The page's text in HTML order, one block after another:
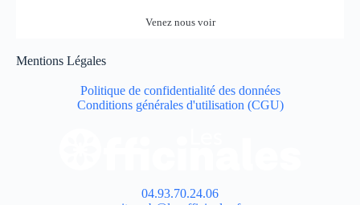
Venez nous voir
Mentions Légales
Politique de confidentialité des données
Conditions générales d'utilisation (CGU)
04.93.70.24.06